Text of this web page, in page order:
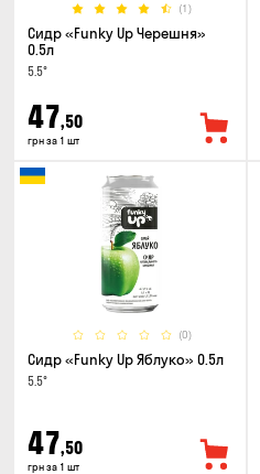
(1)
Сидр «Funky Up Черешня»
0.5л
5.5°
47,50
грн за 1 шт
(0)
Сидр «Funky Up Яблуко» 0.5л
5.5°
47,50
грн за 1 шт